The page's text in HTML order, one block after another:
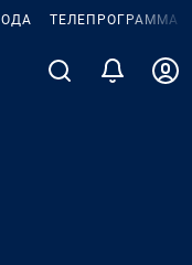
ТЕЛЕПРОГРАММА